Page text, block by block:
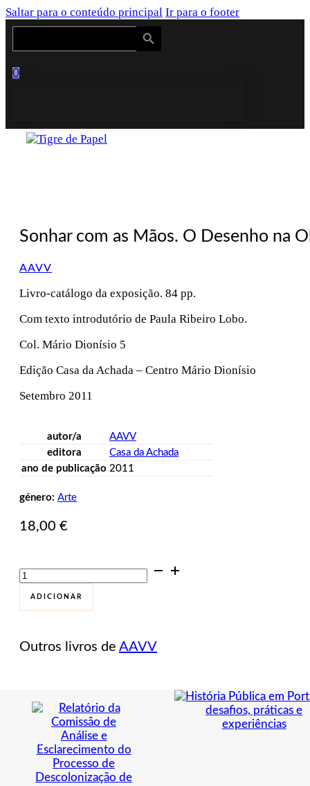
Saltar para o conteúdo principal Ir para o footer
Search
Search Button
0
Sonhar com as Mãos. O Desenho na
AAVV
Livro-catálogo da exposição. 84 pp.
Com texto introdutório de Paula Ribeiro Lobo.
Col. Mário Dionísio 5
Edição Casa da Achada – Centro Mário Dionísio
Setembro 2011
autor/a
AAVV
editora
Casa da Achada
ano de publicação 2011
género: Arte
18,00 €
Quantidade
de
Sonhar
com
O
ADICIONAR
Outros livros de AAVV